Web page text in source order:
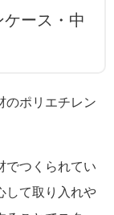
ース・中
のポリエチレン
でつくられてい
して取り入れや